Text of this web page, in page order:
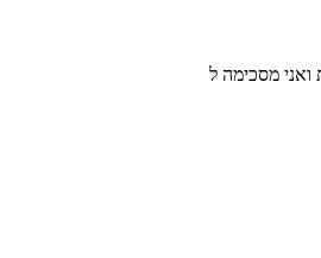
ואני מסכימה ל